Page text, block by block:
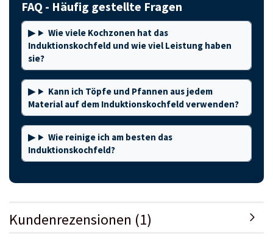
FAQ - Häufig gestellte Fragen
Wie viele Kochzonen hat das
Induktionskochfeld und wie viel Leistung haben
sie?
Kann ich Töpfe und Pfannen aus jedem
Material auf dem Induktionskochfeld verwenden?
Wie reinige ich am besten das
Induktionskochfeld?
Kundenrezensionen (1)